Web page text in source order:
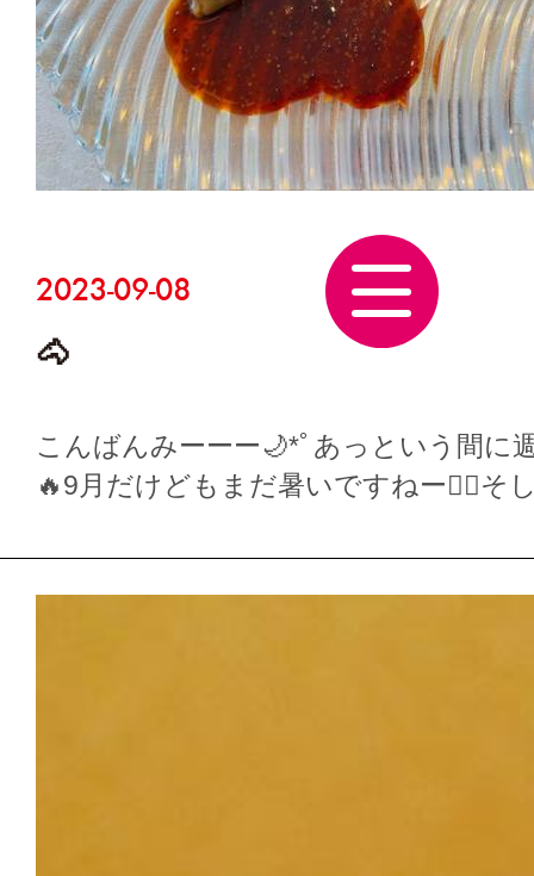
こんばんはー🌙*ﾟ気付けば2月も半分
1ヶ月の早さにびっくり〜🫣最近イン
も…